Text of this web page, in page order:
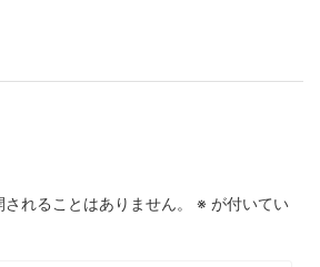
れることはありません。 ※ が付いてい